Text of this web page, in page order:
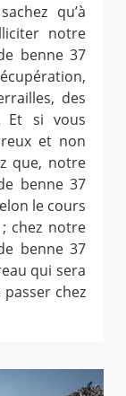
qu’à
notre
benne 37
des
Et si vous
et non
que, notre
benne 37
le cours
chez notre
benne 37
qui sera
passer chez